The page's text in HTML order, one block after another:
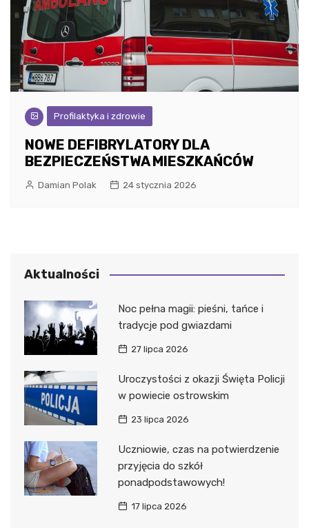
Profilaktyka i zdrowie
NOWE DEFIBRYLATORY DLA
BEZPIECZEŃSTWA MIESZKAŃCÓW
Damian Polak 24 stycznia 2026
Aktualności
Noc pełna magii: pieśni, tańce i
tradycje pod gwiazdami
27 lipca 2026
Uroczystości z okazji Święta Policji
w powiecie ostrowskim
23 lipca 2026
Uczniowie, czas na potwierdzenie
przyjęcia do szkół
ponadpodstawowych!
17 lipca 2026